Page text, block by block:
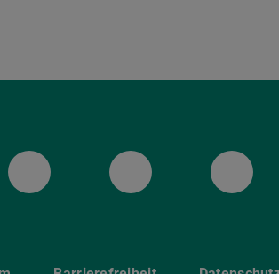
ULB FacebookULB Instagram